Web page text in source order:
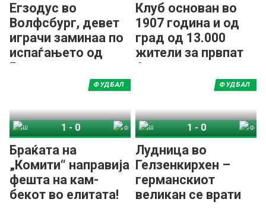
Егзодус во
Волфсбург, девет
играчи заминаа по
испаѓањето од
Бундеслигата
Клуб основан во
1907 година и од
град од 13.000
жители за првпат
ќе игра во
Бундеслигата!
Браќата на
„Комити“ направија
фешта на кам-
бекот во елитата!
ФУДБАЛ
1-0
Лудница во
Гелзенкирхен –
германскиот
великан се врати
ФУДБАЛ
1-0